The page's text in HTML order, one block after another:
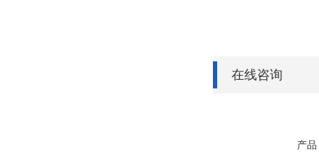
在线咨询
产品